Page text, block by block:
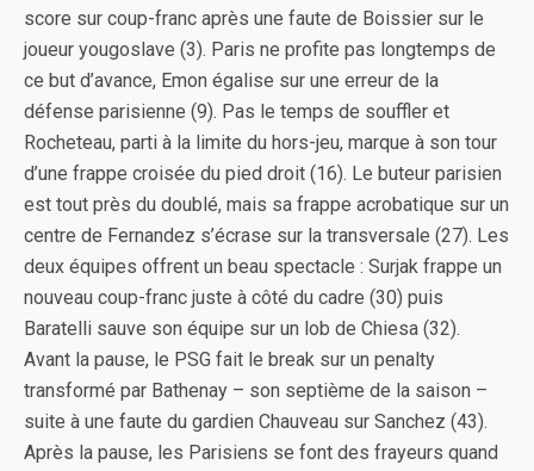
score sur coup-franc après une faute de Boissier sur le
joueur yougoslave (3). Paris ne profite pas longtemps de
ce but d’avance, Emon égalise sur une erreur de la
défense parisienne (9). Pas le temps de souffler et
Rocheteau, parti à la limite du hors-jeu, marque à son tour
d’une frappe croisée du pied droit (16). Le buteur parisien
est tout près du doublé, mais sa frappe acrobatique sur un
centre de Fernandez s’écrase sur la transversale (27). Les
deux équipes offrent un beau spectacle : Surjak frappe un
nouveau coup-franc juste à côté du cadre (30) puis
Baratelli sauve son équipe sur un lob de Chiesa (32).
Avant la pause, le PSG fait le break sur un penalty
transformé par Bathenay – son septième de la saison –
suite à une faute du gardien Chauveau sur Sanchez (43).
Après la pause, les Parisiens se font des frayeurs quand